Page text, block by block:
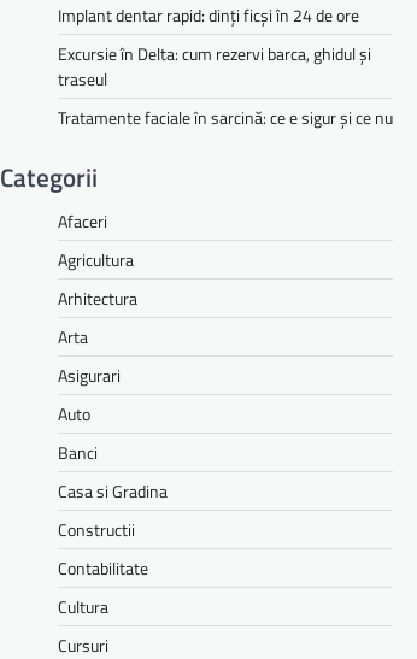
Implant dentar rapid: dinți ficși în 24 de ore
Excursie în Delta: cum rezervi barca, ghidul și
traseul
Tratamente faciale în sarcină: ce e sigur și ce nu
Categorii
Afaceri
Agricultura
Arhitectura
Arta
Asigurari
Auto
Banci
Casa si Gradina
Constructii
Contabilitate
Cultura
Cursuri